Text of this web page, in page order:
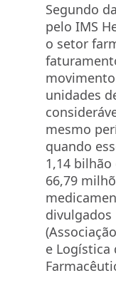
Segundo
pelo IMS
o setor
unidades
mesmo
quando
1,14
66,79
divulgados
e Logística